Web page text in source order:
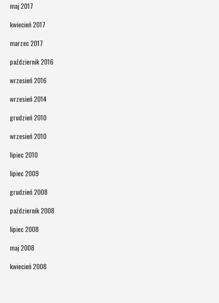
maj 2017
kwiecień 2017
marzec 2017
październik 2016
wrzesień 2016
wrzesień 2014
grudzień 2010
wrzesień 2010
lipiec 2010
lipiec 2009
grudzień 2008
październik 2008
lipiec 2008
maj 2008
kwiecień 2008